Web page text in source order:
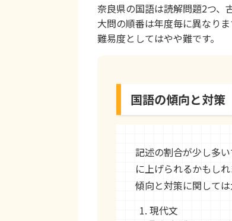
奈良県の国語は読解問題2つ、
大問の順番は年度毎に異なり
難易度としてはやや難です。
国語の傾向と対策
記述の割合が少し多
に上げられるかもしれ
傾向と対策に関して
現代文